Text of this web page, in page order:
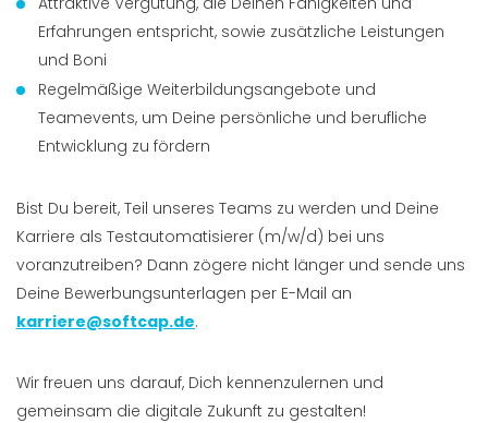
Erfahrungen entspricht, sowie zusätzliche Leistungen
und Boni
Regelmäßige Weiterbildungsangebote und
Teamevents, um Deine persönliche und berufliche
Entwicklung zu fördern
Bist Du bereit, Teil unseres Teams zu werden und Deine
Karriere als Testautomatisierer (m/w/d) bei uns
voranzutreiben? Dann zögere nicht länger und sende uns
Deine Bewerbungsunterlagen per E-Mail an
karriere@softcap.de.
Wir freuen uns darauf, Dich kennenzulernen und
gemeinsam die digitale Zukunft zu gestalten!